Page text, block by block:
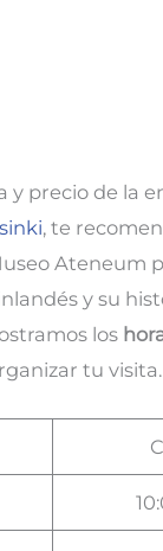
y precio de la
, te
Ateneum
y su
los
tu visita.